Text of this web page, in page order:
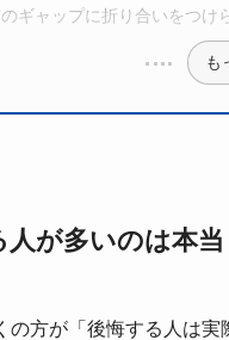
ギャップに折り合いをつけ
も
が多いのは本当
の方が「後悔する人は